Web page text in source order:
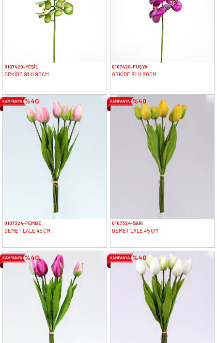
0107420-YEŞİL
ORKİDE 9'LU 90CM
0107420-FUŞYA
ORKİDE 9'LU 90CM
%40
0107324-PEMBE
DEMET LALE 45 CM
%40
0107324-SARI
DEMET LALE 45 CM
%40 %40